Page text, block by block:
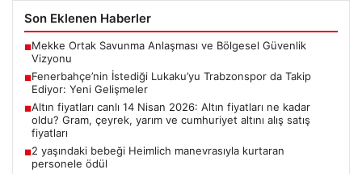
Son Eklenen Haberler
■Mekke Ortak Savunma Anlaşması ve Bölgesel Güvenlik
Vizyonu
■Fenerbahçe’nin İstediği Lukaku’yu Trabzonspor da Takip
Ediyor: Yeni Gelişmeler
■Altın fiyatları canlı 14 Nisan 2026: Altın fiyatları ne kadar
oldu? Gram, çeyrek, yarım ve cumhuriyet altını alış satış
fiyatları
■2 yaşındaki bebeği Heimlich manevrasıyla kurtaran
personele ödül